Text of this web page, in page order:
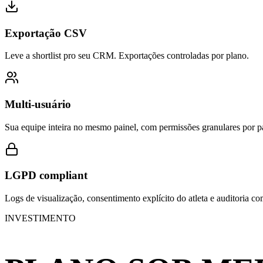
Exportação CSV
Leve a shortlist pro seu CRM. Exportações controladas por plano.
Multi-usuário
Sua equipe inteira no mesmo painel, com permissões granulares por
LGPD compliant
Logs de visualização, consentimento explícito do atleta e auditoria
INVESTIMENTO